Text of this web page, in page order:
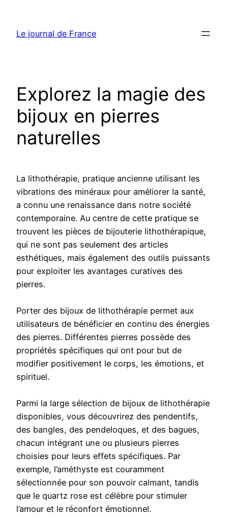
contenu
Le journal de France
Explorez la magie des
bijoux en pierres
naturelles
La lithothérapie, pratique ancienne utilisant les
vibrations des minéraux pour améliorer la santé,
a connu une renaissance dans notre société
contemporaine. Au centre de cette pratique se
trouvent les pièces de bijouterie lithothérapique,
qui ne sont pas seulement des articles
esthétiques, mais également des outils puissants
pour exploiter les avantages curatives des
pierres.
Porter des bijoux de lithothérapie permet aux
utilisateurs de bénéficier en continu des énergies
des pierres. Différentes pierres possède des
propriétés spécifiques qui ont pour but de
modifier positivement le corps, les émotions, et
spirituel.
Parmi la large sélection de bijoux de lithothérapie
disponibles, vous découvrirez des pendentifs,
des bangles, des pendeloques, et des bagues,
chacun intégrant une ou plusieurs pierres
choisies pour leurs effets spécifiques. Par
exemple, l’améthyste est couramment
sélectionnée pour son pouvoir calmant, tandis
que le quartz rose est célèbre pour stimuler
l’amour et le réconfort émotionnel.